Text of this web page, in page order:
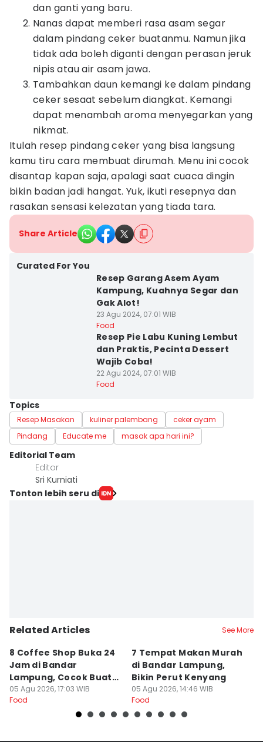
dan ganti yang baru.
Nanas dapat memberi rasa asam segar
dalam pindang ceker buatanmu. Namun jika
tidak ada boleh diganti dengan perasan jeruk
nipis atau air asam jawa.
Tambahkan daun kemangi ke dalam pindang
ceker sesaat sebelum diangkat. Kemangi
dapat menambah aroma menyegarkan yang
nikmat.
Itulah resep pindang ceker yang bisa langsung
kamu tiru cara membuat dirumah. Menu ini cocok
disantap kapan saja, apalagi saat cuaca dingin
bikin badan jadi hangat. Yuk, ikuti resepnya dan
rasakan sensasi kelezatan yang tiada tara.
Share Article
Curated For You
Resep Garang Asem Ayam
Kampung, Kuahnya Segar dan
Gak Alot!
23 Agu 2024, 07:01 WIB
Food
Resep Pie Labu Kuning Lembut
dan Praktis, Pecinta Dessert
Wajib Coba!
22 Agu 2024, 07:01 WIB
Food
Topics
Resep Masakan kuliner palembang
ceker ayam
Pindang
Educate me masak apa hari ini?
Editorial Team
Editor
Sri Kurniati
Tonton lebih seru di
Related Articles See More
8 Coffee Shop Buka 24
Jam di Bandar
Lampung, Cocok Buat
Begadang
05 Agu 2026, 17:03 WIB
Food
7 Tempat Makan Murah
di Bandar Lampung,
Bikin Perut Kenyang
05 Agu 2026, 14:46 WIB
Food